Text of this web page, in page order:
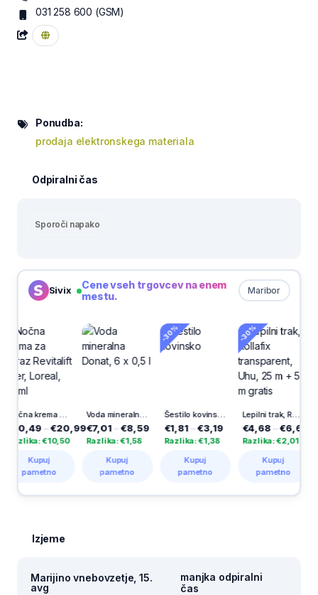
031 258 600 (GSM)
Ponudba:
prodaja elektronskega materiala
Odpiralni čas
Sporoči napako
Sivix Maribor
Cene vseh trgovcev na enem
mestu.
Nočna krema za obraz Revitalift Filler, Loreal, 50 ml
– €20,99
€10,50
Kupuj
pametno
Voda mineralna Donat, 6 x 0,5 l
€7,01– €8,59
Razlika: €1,58
Kupuj
pametno
Šestilo kovinsko
€1,81– €3,19
Razlika: €1,38
Kupuj
pametno
Lepilni trak, Rollafix transparent, Uhu, 25 m + 5 m gratis
€4,68– €6,69
Razlika: €2,01
Kupuj
pametno
-30%
Izjeme
Marijino vnebovzetje, 15.
avg
manjka odpiralni
čas